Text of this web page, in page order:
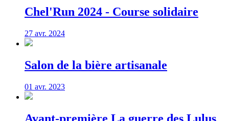
Chel'Run 2024 - Course solidaire
27 avr. 2024
Salon de la bière artisanale
01 avr. 2023